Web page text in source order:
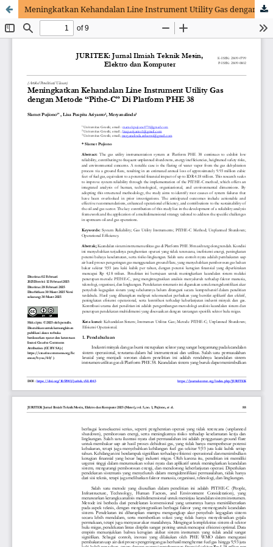
Meningkatkan Kehandalan Line Instrument Utility Gas dengan Metode “Pithe-C” Di Platform PHE 38